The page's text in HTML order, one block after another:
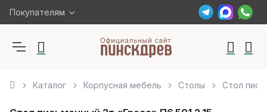
Покупателям
Каталог Корпусная мебель Столы Стол